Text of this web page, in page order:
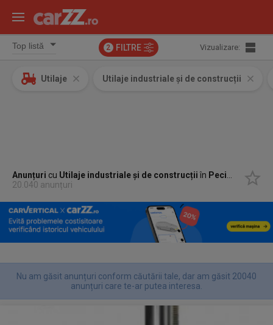
2 FILTRE Vizualizare:
Utilaje Utilaje industriale și de construcții
Anunțuri cu Utilaje industriale și de construcțiiîn Peciu Nou, Timis
20.040 anunțuri
Nu am găsit anunțuri conform căutării tale, dar am găsit 20040
anunțuri care te-ar putea interesa.